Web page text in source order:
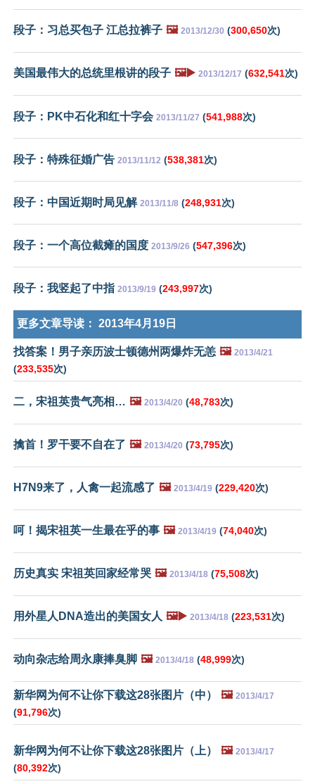
段子：习总买包子 江总拉裤子 🖼️ 2013/12/30 (300,650次)
美国最伟大的总统里根讲的段子 🖼️▶️ 2013/12/17 (632,541次)
段子：PK中石化和红十字会 2013/11/27 (541,988次)
段子：特殊征婚广告 2013/11/12 (538,381次)
段子：中国近期时局见解 2013/11/8 (248,931次)
段子：一个高位截瘫的国度 2013/9/26 (547,396次)
段子：我竖起了中指 2013/9/19 (243,997次)
更多文章导读： 2013年4月19日
找答案！男子亲历波士顿德州两爆炸无恙 🖼️ 2013/4/21
(233,535次)
二，宋祖英贵气亮相… 🖼️ 2013/4/20 (48,783次)
擒首！罗干要不自在了 🖼️ 2013/4/20 (73,795次)
H7N9来了，人禽一起流感了 🖼️ 2013/4/19 (229,420次)
呵！揭宋祖英一生最在乎的事 🖼️ 2013/4/19 (74,040次)
历史真实 宋祖英回家经常哭 🖼️ 2013/4/18 (75,508次)
用外星人DNA造出的美国女人 🖼️▶️ 2013/4/18 (223,531次)
动向杂志给周永康捧臭脚 🖼️ 2013/4/18 (48,999次)
新华网为何不让你下载这28张图片（中） 🖼️ 2013/4/17
(91,796次)
新华网为何不让你下载这28张图片（上） 🖼️ 2013/4/17
(80,392次)